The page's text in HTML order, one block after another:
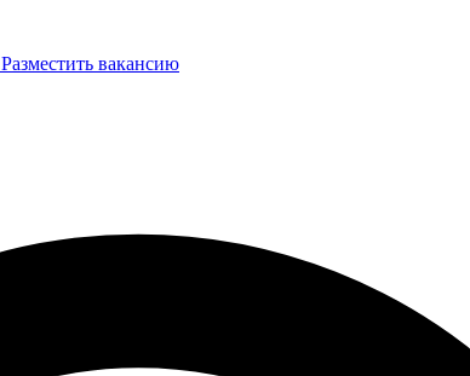
Разместить вакансию